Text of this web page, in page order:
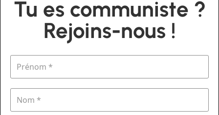
Tu es communiste ?
Rejoins-nous !